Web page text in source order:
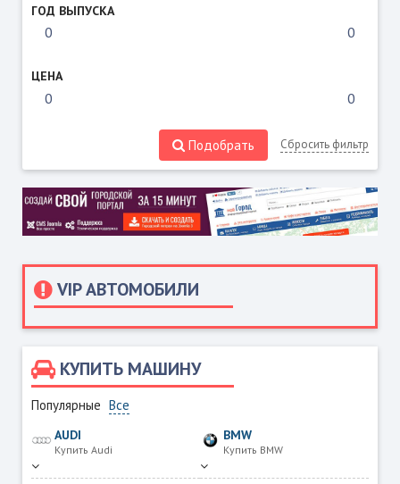
VIP АВТОМОБИЛИ
КУПИТЬ МАШИНУ
Популярные Все
AUDI
Купить Audi
BMW
Купить BMW
ГОД ВЫПУСКА
ЦЕНА
Подобрать Сбросить фильтр